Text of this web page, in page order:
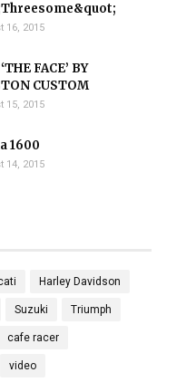
16, 2015
FACE’ BY
CUSTOM
15, 2015
1600
14, 2015
Harley Davidson
Suzuki Triumph
cafe racer
video